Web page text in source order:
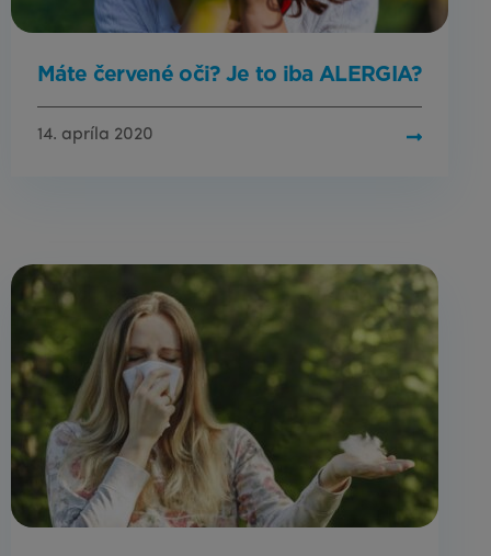
Máte červené oči? Je to iba ALERGIA?
14. apríla 2020